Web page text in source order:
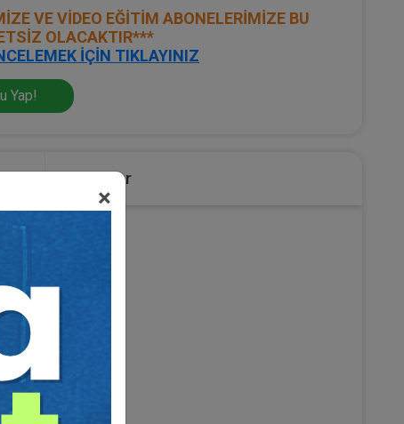
×
VE VİDEO EĞİTİM ABONELERİMİZE BU
OLACAKTIR***
İÇİN TIKLAYINIZ
Yap!
Sponsor